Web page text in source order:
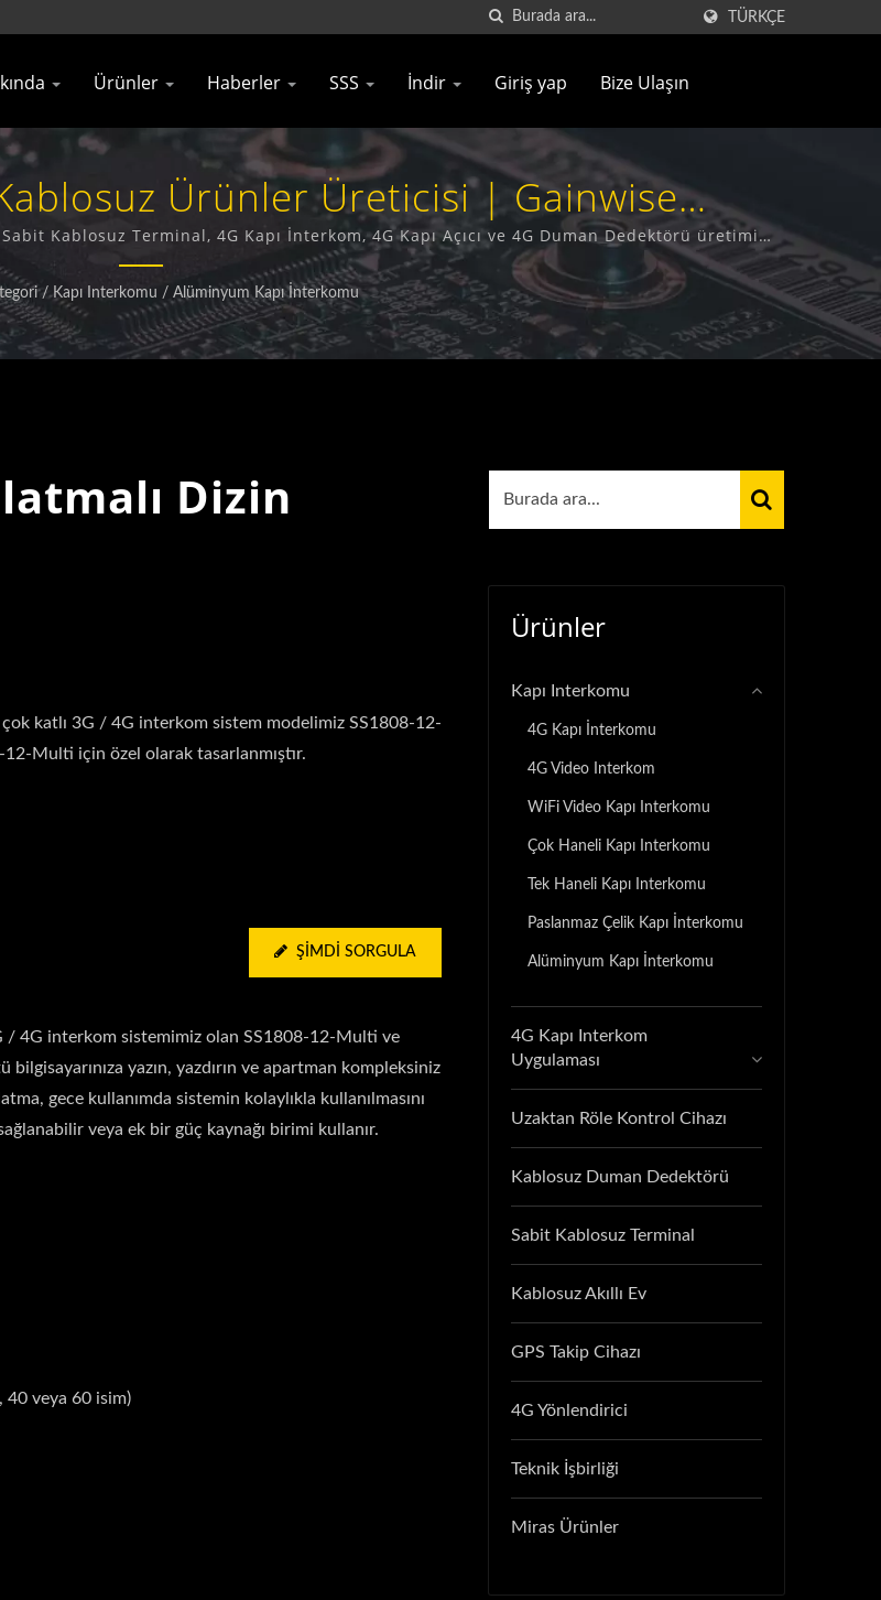
TÜRKÇE
Ürünler Haberler SSS İndir Giriş yap Bize Ulaşın
Ürünler Üreticisi | Gainwise
Co., Ltd.
Kablosuz Terminal, 4G Kapı İnterkom, 4G Kapı Açıcı ve 4G Duman Dedektörü üretimi
uzmanlaşmış bir üretici ve ihracatçıdır.
/ Kapı Interkomu / Alüminyum Kapı İnterkomu
Dizin
katlı 3G / 4G interkom sistem modelimiz SS1808-12-
Multi için özel olarak tasarlanmıştır.
ŞIMDI SORGULA
/ 4G interkom sistemimiz olan SS1808-12-Multi ve
yazın, yazdırın ve apartman kompleksiniz
gece kullanımda sistemin kolaylıkla kullanılmasını
veya ek bir güç kaynağı birimi kullanır.
40 veya 60 isim)
Ürünler
Kapı Interkomu
4G Kapı İnterkomu
4G Video Interkom
WiFi Video Kapı Interkomu
Çok Haneli Kapı Interkomu
Tek Haneli Kapı Interkomu
Paslanmaz Çelik Kapı İnterkomu
Alüminyum Kapı İnterkomu
4G Kapı Interkom
Uygulaması
Uzaktan Röle Kontrol Cihazı
Kablosuz Duman Dedektörü
Sabit Kablosuz Terminal
Kablosuz Akıllı Ev
GPS Takip Cihazı
4G Yönlendirici
Teknik İşbirliği
Miras Ürünler